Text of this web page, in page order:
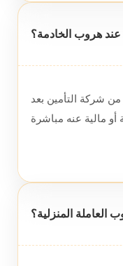
هروب الخادمة؟
من شركة التأمين بعد
العاملة المنزلية؟